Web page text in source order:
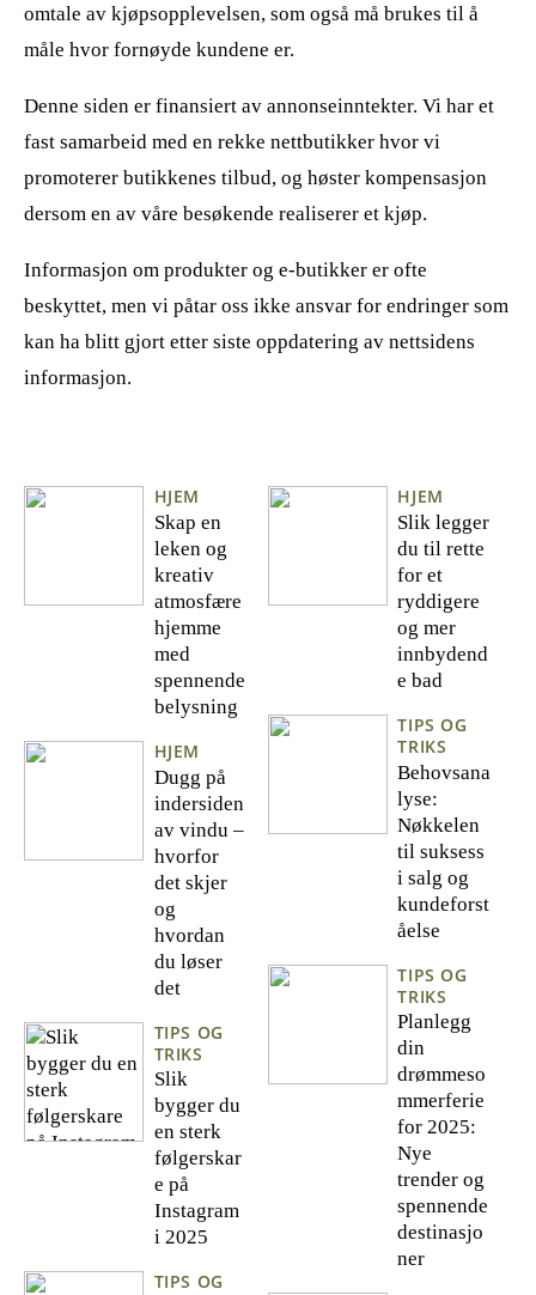
omtale av kjøpsopplevelsen, som også må brukes til å
måle hvor fornøyde kundene er.
Denne siden er finansiert av annonseinntekter. Vi har et
fast samarbeid med en rekke nettbutikker hvor vi
promoterer butikkenes tilbud, og høster kompensasjon
dersom en av våre besøkende realiserer et kjøp.
Informasjon om produkter og e-butikker er ofte
beskyttet, men vi påtar oss ikke ansvar for endringer som
kan ha blitt gjort etter siste oppdatering av nettsidens
informasjon.
HJEM
Skap en
leken og
kreativ
atmosfære
hjemme
med
spennende
belysning
HJEM
Dugg på
indersiden
av vindu –
hvorfor
det skjer
og
hvordan
du løser
det
TIPS OG
TRIKS
Slik
bygger du
en sterk
følgerskar
e på
Instagram
i 2025
TIPS OG
HJEM
Slik legger
du til rette
for et
ryddigere
og mer
innbydend
e bad
TIPS OG
TRIKS
Behovsana
lyse:
Nøkkelen
til suksess
i salg og
kundeforst
åelse
TIPS OG
TRIKS
Planlegg
din
drømmeso
mmerferie
for 2025:
Nye
trender og
spennende
destinasjo
ner